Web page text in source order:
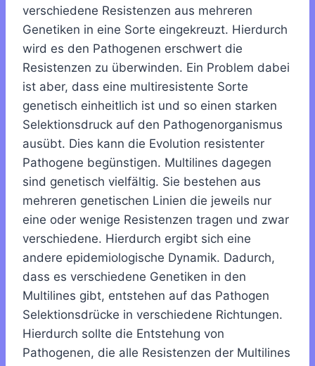
verschiedene Resistenzen aus mehreren
Genetiken in eine Sorte eingekreuzt. Hierdurch
wird es den Pathogenen erschwert die
Resistenzen zu überwinden. Ein Problem dabei
ist aber, dass eine multiresistente Sorte
genetisch einheitlich ist und so einen starken
Selektionsdruck auf den Pathogenorganismus
ausübt. Dies kann die Evolution resistenter
Pathogene begünstigen. Multilines dagegen
sind genetisch vielfältig. Sie bestehen aus
mehreren genetischen Linien die jeweils nur
eine oder wenige Resistenzen tragen und zwar
verschiedene. Hierdurch ergibt sich eine
andere epidemiologische Dynamik. Dadurch,
dass es verschiedene Genetiken in den
Multilines gibt, entstehen auf das Pathogen
Selektionsdrücke in verschiedene Richtungen.
Hierdurch sollte die Entstehung von
Pathogenen, die alle Resistenzen der Multilines